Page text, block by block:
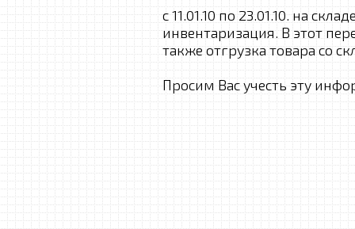
с 11.01.10 по 23.01.10. на
инвентаризация. В этот
также отгрузка товара со
Просим Вас учесть эту